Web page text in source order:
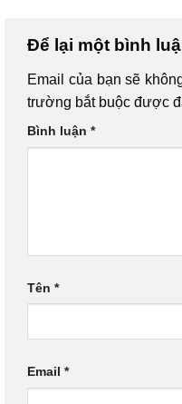
Để lại một bình
Email của bạn sẽ
trường bắt buộc được
Bình luận *
Tên *
Email *